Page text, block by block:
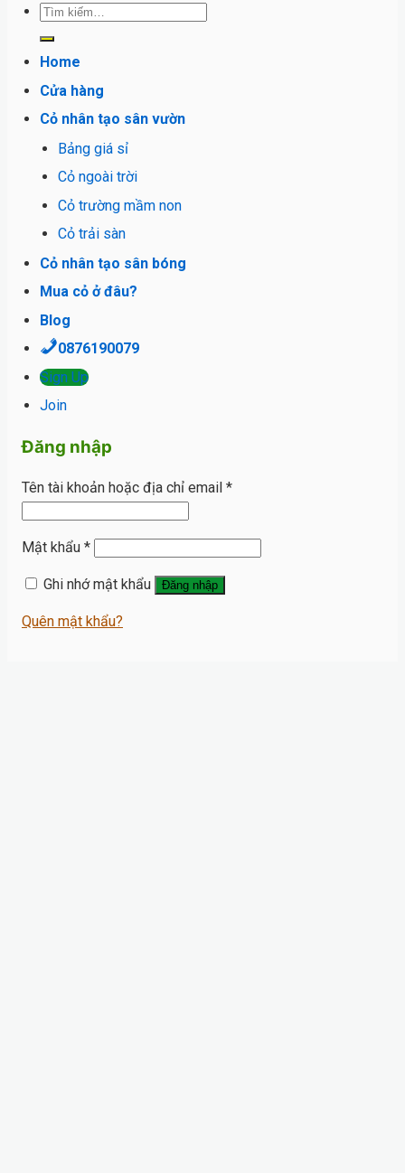
Tìm
kiếm:
Home
Cửa hàng
Cỏ nhân tạo sân vườn
Bảng giá sỉ
Cỏ ngoài trời
Cỏ trường mầm non
Cỏ trải sàn
Cỏ nhân tạo sân bóng
Mua cỏ ở đâu?
Blog
0876190079
Sign Up
Join
Đăng nhập
Tên tài khoản hoặc địa chỉ email *
Mật khẩu *
Ghi nhớ mật khẩu Đăng nhập
Quên mật khẩu?